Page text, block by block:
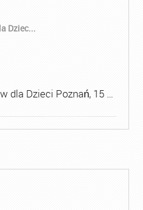
Dziec...
dla Dzieci Poznań, 15 …